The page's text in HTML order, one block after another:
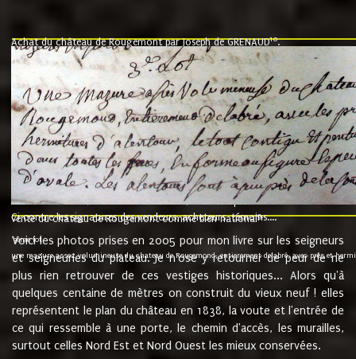
Achat du château de Rougemont par Joseph de GRENAUD10.
"l'an mil six cent soixante treze le ving neuvième jour du mois de
nommé fut présent Messire Claude Guillaume de Moyriat chevalier baron
vend, purement simplement et irrevocablement a monseigneur monsieur
et chavannes conseiller du roy au parlement de Bourgogne, present et
que le dit seigneur Baron de la Vellière a sur ses hommes, indivisables et
de la Velliere tout ainsi et comme le dit seigneur Baron et ses
présent......"
suivent les rentes, donation des terriers, etc... au prix de 880 livre louis
Ci contre les signatures des vendeurs, acheteurs, témoins....
vente du château de Rougemont comme bien national9.
"3ème lot
une mazure assez volumineuse du chateau de Rougemond, entierement delabré, avec près et
Voici les photos prises en 2005 pour mon livre sur les seigneurs
et seigneuries du plateau. Je n'ose y retourner de peur de ne
plus rien retrouver de ces vestiges historiques... Alors qu'à
quelques centaine de mètres on construit du vieux neuf ! elles
représentent le plan du château en 1838, la voute et l'entrée de
ce qui ressemble à une porte, le chemin d'accès, les murailles,
surtout celles Nord Est et Nord Ouest les mieux conservées.